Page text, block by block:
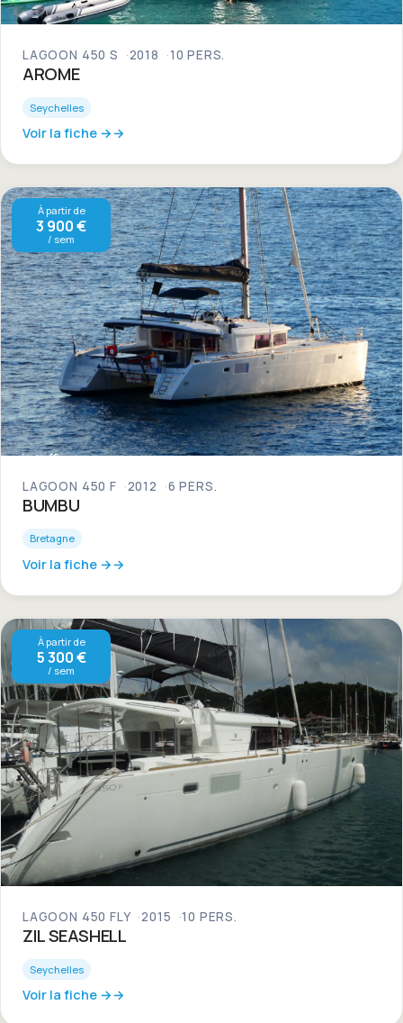
LAGOON 450 S 2018 10 PERS.
AROME
Seychelles
Voir la fiche →
À partir de
3 900 €
/ sem
LAGOON 450 F 2012 6 PERS.
BUMBU
Bretagne
Voir la fiche →
À partir de
5 300 €
/ sem
LAGOON 450 FLY 2015 10 PERS.
ZIL SEASHELL
Seychelles
Voir la fiche →